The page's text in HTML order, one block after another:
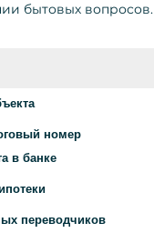
бытовых вопросов.
номер
в банке
переводчиков